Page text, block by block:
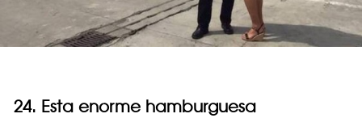
24. Esta enorme hamburguesa